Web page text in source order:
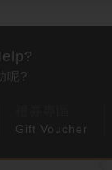
呢?
Gift Voucher